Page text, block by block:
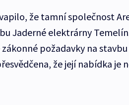
že tamní společnost
Jaderné elektrárny
požadavky na
že její nabídka je